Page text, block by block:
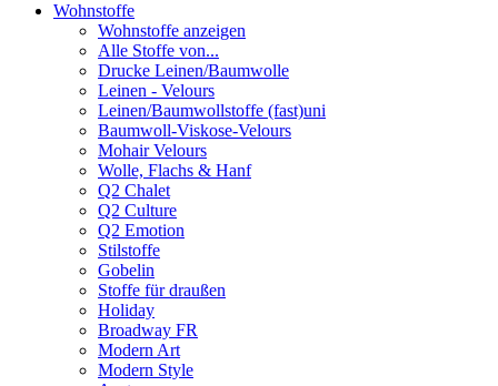
Wohnstoffe
Wohnstoffe anzeigen
Alle Stoffe von...
Drucke Leinen/Baumwolle
Leinen - Velours
Leinen/Baumwollstoffe (fast)uni
Baumwoll-Viskose-Velours
Mohair Velours
Wolle, Flachs & Hanf
Q2 Chalet
Q2 Culture
Q2 Emotion
Stilstoffe
Gobelin
Stoffe für draußen
Holiday
Broadway FR
Modern Art
Modern Style